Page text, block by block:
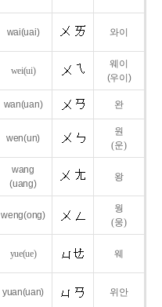
wai(uai) 와이
wei(ui)
웨이
(우이)
wan(uan) 완
wen(un)
원
(운)
wang
(uang)
왕
weng(ong)
웡
(웅)
yue(ue) 웨
yuan(uan) 위안